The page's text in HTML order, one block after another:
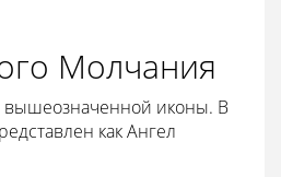
Молчания
вышеозначенной иконы. В
как Ангел